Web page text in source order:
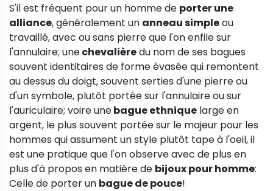
S'il est fréquent pour un homme de porter une
alliance, généralement un anneau simpleou
travaillé, avec ou sans pierre que l'on enfile sur
l'annulaire; unechevalièredu nom de ses bagues
souvent identitaires de forme évasée qui remontent
au dessus du doigt, souvent serties d'une pierre ou
d'un symbole, plutôt portée sur l'annulaire ou sur
l'auriculaire; voire unebague ethnique large en
argent, le plus souvent portée sur le majeur pour les
hommes qui assument un style plutôt tape à l'oeil, il
est une pratique que l'on observe avec de plus en
plus d'à propos en matière de bijoux pour homme:
Celle de porter un bague de pouce!